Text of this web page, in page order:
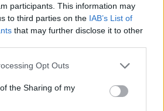
participants. This information may
to third parties on the IAB’s List of
that may further disclose it to other
Opt Outs
the Sharing of my
2026Az energiaszektor
stratégiai válaszok
szabályozásról és az
és jelentkezés A földgáz
mint 12%-kal esett eddig és 35,3
mélypontra süllyedt...